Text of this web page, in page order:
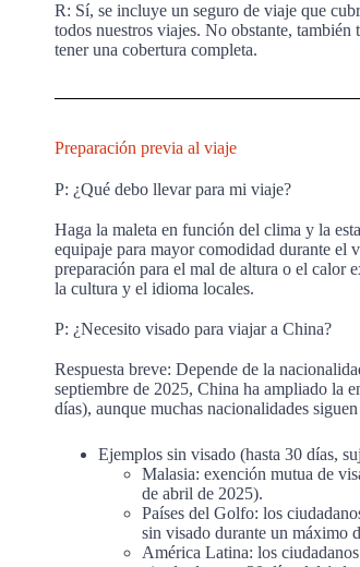
R: Sí, se incluye un seguro de viaje que
todos nuestros viajes. No obstante, también
tener una cobertura completa.
Preparación previa al viaje
P: ¿Qué debo llevar para mi viaje?
Haga la maleta en función del clima y la
equipaje para mayor comodidad durante el
preparación para el mal de altura o el calor
la cultura y el idioma locales.
P: ¿Necesito visado para viajar a China?
Respuesta breve: Depende de la
septiembre de 2025, China ha ampliado la
días), aunque muchas nacionalidades
Ejemplos sin visado (hasta 30 días,
Malasia: exención mutua de
de abril de 2025).
Países del Golfo: los
sin visado durante un máximo
América Latina: los